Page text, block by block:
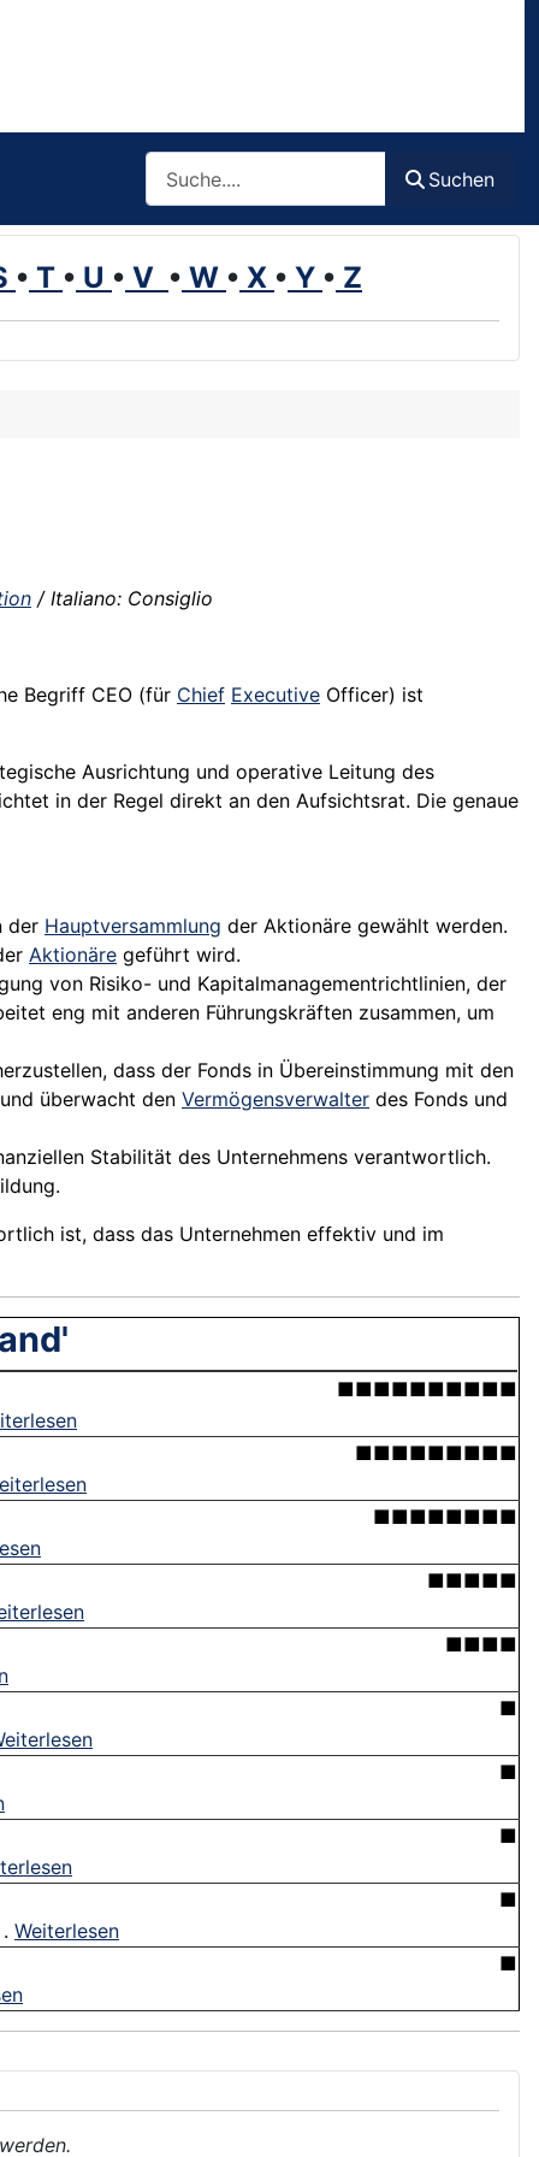
Suchen
• T • U • V • W • X • Y • Z
/ Italiano: Consiglio
Begriff CEO (für Chief Executive Officer) ist
Ausrichtung und operative Leitung des
in der Regel direkt an den Aufsichtsrat. Die genaue
der Hauptversammlung der Aktionäre gewählt werden.
Aktionäre geführt wird.
von Risiko- und Kapitalmanagementrichtlinien, der
eng mit anderen Führungskräften zusammen, um
dass der Fonds in Übereinstimmung mit den
überwacht den Vermögensverwalter des Fonds und
Stabilität des Unternehmens verantwortlich.
ist, dass das Unternehmen effektiv und im
■■■■■■■■■■
■■■■■■■■■
■■■■■■■■
■■■■■
■■■■
■
■
■
■
Weiterlesen
■